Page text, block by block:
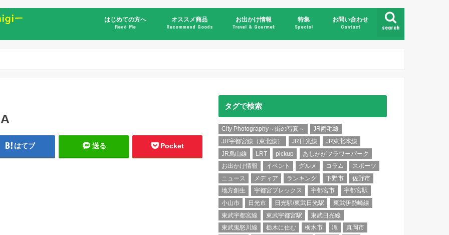
search
はじめての方へ
Read Me
オススメ商品
Recommend Goods
お出かけ情報
Travel & Gourmet
特集
Special
お問い合わせ
Contact
はてブ 送る Pocket
タグで検索
City Photography～街の写真～
JR両毛線
JR宇都宮線（東北線）
JR日光線
JR東北本線
JR烏山線
LRT pickup
あしかがフラワーパーク
お出かけ情報
イベント グルメ コラム
スポーツ
ニュース
メディア ランキング 下野市
佐野市
地方創生
宇都宮ブレックス 宇都宮市
宇都宮駅
小山市
日光市 日光駅/東武日光駅
東武伊勢崎線
東武宇都宮線
東武宇都宮駅
東武日光線
東武鬼怒川線
栃木に住む 栃木市 滝
真岡市